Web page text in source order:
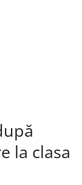
la clasa